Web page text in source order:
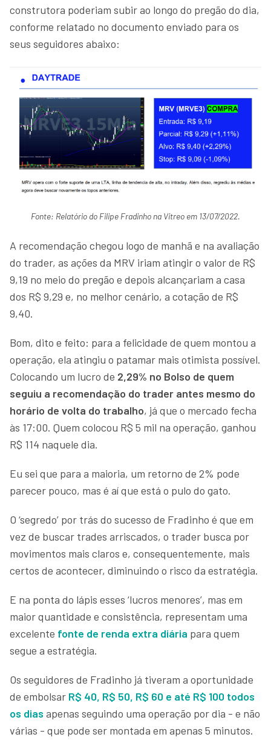
construtora poderiam subir ao longo do pregão do dia,
conforme relatado no documento enviado para os
seus seguidores abaixo:
Fonte: Relatório do Filipe Fradinho na Vitreo em 13/07/2022.
A recomendação chegou logo de manhã e na avaliação
do trader, as ações da MRV iriam atingir o valor de R$
9,19 no meio do pregão e depois alcançariam a casa
dos R$ 9,29 e, no melhor cenário, a cotação de R$
9,40.
Bom, dito e feito: para a felicidade de quem montou a
operação, ela atingiu o patamar mais otimista possível.
Colocando um lucro de 2,29% no Bolso de quem
seguiu a recomendação do trader antes mesmo do
horário de volta do trabalho, já que o mercado fecha
às 17:00. Quem colocou R$ 5 mil na operação, ganhou
R$ 114 naquele dia.
Eu sei que para a maioria, um retorno de 2% pode
parecer pouco, mas é aí que está o pulo do gato.
O ‘segredo’ por trás do sucesso de Fradinho é que em
vez de buscar trades arriscados, o trader busca por
movimentos mais claros e, consequentemente, mais
certos de acontecer, diminuindo o risco da estratégia.
E na ponta do lápis esses ‘lucros menores’, mas em
maior quantidade e consistência, representam uma
excelente fonte de renda extra diária para quem
segue a estratégia.
Os seguidores de Fradinho já tiveram a oportunidade
de embolsar R$ 40, R$ 50, R$ 60 e até R$ 100 todos
os dias apenas seguindo uma operação por dia - e não
várias - que pode ser montada em apenas 5 minutos.